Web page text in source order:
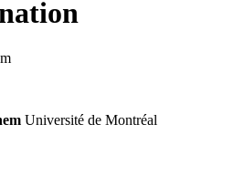
Université de Montréal